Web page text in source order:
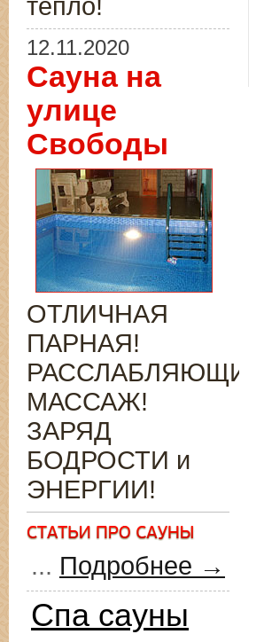
тепло!
12.11.2020
Сауна на
улице
Свободы
ОТЛИЧНАЯ
ПАРНАЯ!
РАССЛАБЛЯЮЩИЙ
МАССАЖ!
ЗАРЯД
БОДРОСТИ и
ЭНЕРГИИ!
... Подробнее →
Спа сауны